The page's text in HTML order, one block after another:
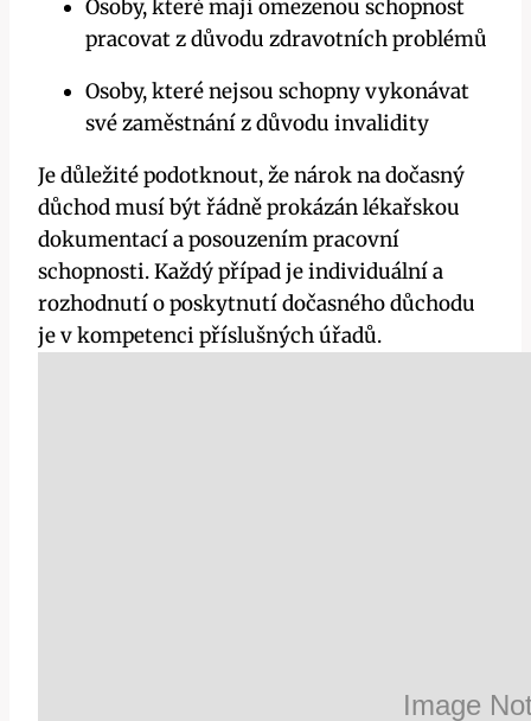
Osoby, které mají omezenou schopnost
pracovat z důvodu zdravotních problémů
Osoby, které nejsou schopny vykonávat
své zaměstnání z důvodu invalidity
Je důležité podotknout, že nárok na dočasný
důchod musí být řádně prokázán lékařskou
dokumentací a posouzením pracovní
schopnosti. Každý případ je individuální a
rozhodnutí o poskytnutí dočasného důchodu
je v kompetenci příslušných úřadů.